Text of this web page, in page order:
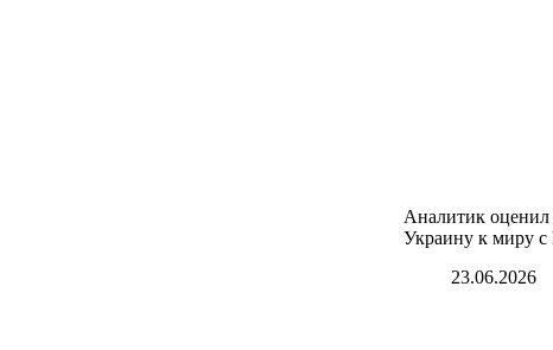
Аналитик
Украину к миру с
23.06.2026